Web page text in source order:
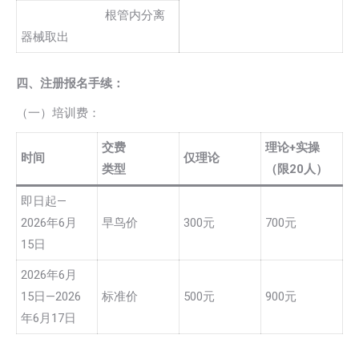
根管内分离
器械取出
四、注册报名手续：
（一）培训费：
时间
交费
类型
仅理论
理论+实操
（限20人）
即日起—
2026年6月
15日
早鸟价 300元 700元
2026年6月
15日—2026
年6月17日
标准价 500元 900元